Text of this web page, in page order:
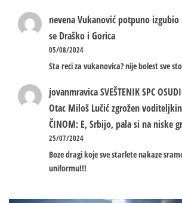
nevenaVukanović potpuno
se Draško i Gorica
05/08/2024
Sta reci za vukanovica? nije bolest sve
jovanmravicaSVEŠTENIK SPC
Otac Miloš Lučić zgrožen
ČINOM: E, Srbijo, pala si na niske
25/07/2024
Boze dragi koje sve starlete nakaze
uniformu!!!